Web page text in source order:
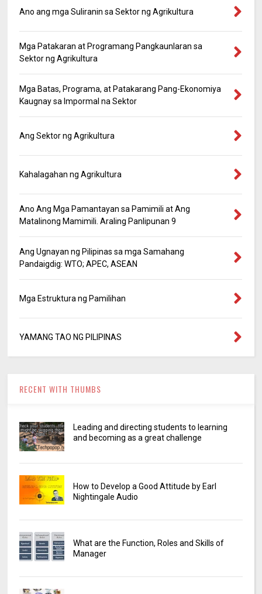
Ano ang mga Suliranin sa Sektor ng Agrikultura
Mga Patakaran at Programang Pangkaunlaran sa
Sektor ng Agrikultura
Mga Batas, Programa, at Patakarang Pang-Ekonomiya
Kaugnay sa Impormal na Sektor
Ang Sektor ng Agrikultura
Kahalagahan ng Agrikultura
Ano Ang Mga Pamantayan sa Pamimili at Ang
Matalinong Mamimili. Araling Panlipunan 9
Ang Ugnayan ng Pilipinas sa mga Samahang
Pandaigdig: WTO; APEC, ASEAN
Mga Estruktura ng Pamilihan
YAMANG TAO NG PILIPINAS
RECENT WITH THUMBS
Leading and directing students to learning
and becoming as a great challenge
How to Develop a Good Attitude by Earl
Nightingale Audio
What are the Function, Roles and Skills of
Manager